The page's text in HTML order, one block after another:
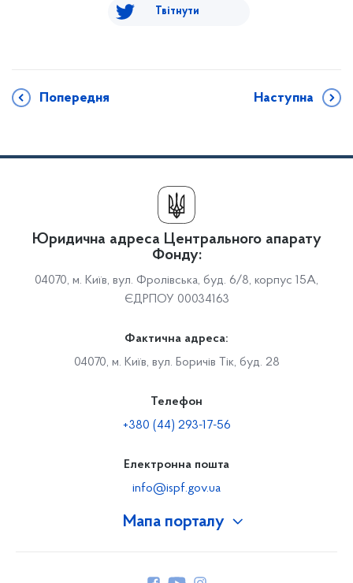
Твітнути
Попередня Наступна
Мапа порталу
Юридична адреса Центрального апарату
Фонду:
04070, м. Київ, вул. Фролівська, буд. 6/8, корпус 15А,
ЄДРПОУ 00034163
Фактична адреса:
04070, м. Київ, вул. Боричів Тік, буд. 28
Телефон
+380 (44) 293-17-56
Електронна пошта
info@ispf.gov.ua